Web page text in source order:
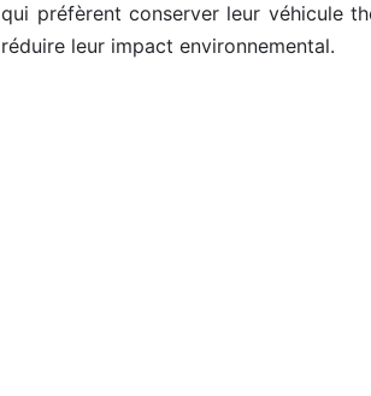
préfèrent conserver leur véhicule
leur impact environnemental.